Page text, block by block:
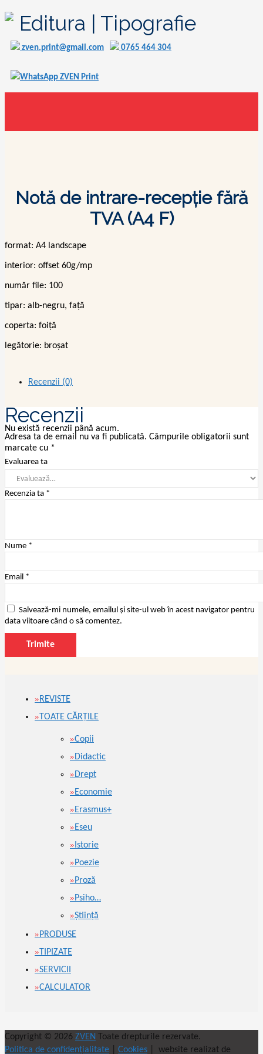
zven.print@gmail.com 0765 464 304
WhatsApp ZVEN Print
Editura | Tipografie
Notă de intrare-recepție fără
TVA (A4 F)
format: A4 landscape
interior: offset 60g/mp
număr file: 100
tipar: alb-negru, față
coperta: foiță
legătorie: broșat
Recenzii (0)
Recenzii
Nu există recenzii până acum.
Adresa ta de email nu va fi publicată. Câmpurile obligatorii sunt
marcate cu *
Evaluarea ta
Recenzia ta *
Nume *
Email *
Salvează-mi numele, emailul și site-ul web în acest navigator pentru
data viitoare când o să comentez.
REVISTE
TOATE CĂRŢILE
Copii
Didactic
Drept
Economie
Erasmus+
Eseu
Istorie
Poezie
Proză
Psiho…
Ştiinţă
PRODUSE
TIPIZATE
SERVICII
CALCULATOR
Copyright © 2026 ZVEN
Toate drepturile rezervate.
Politica de confidențialitate
Cookies | website realizat de